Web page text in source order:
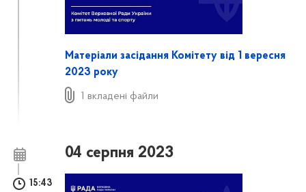
Матеріали засідання Комітету від 1 вересня
2023 року
1 вкладені файли
04 серпня 2023
15:43